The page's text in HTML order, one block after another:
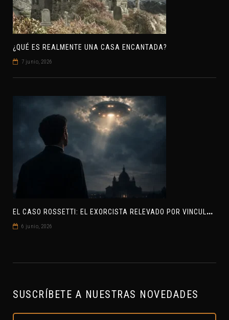
¿QUÉ ES REALMENTE UNA CASA ENCANTADA?
7 junio, 2026
E
L CASO ROSSETTI: EL EXORCISTA RELEVADO POR VINCULAR OVNIS Y DEMONIOS
6 junio, 2026
SUSCRÍBETE A NUESTRAS NOVEDADES